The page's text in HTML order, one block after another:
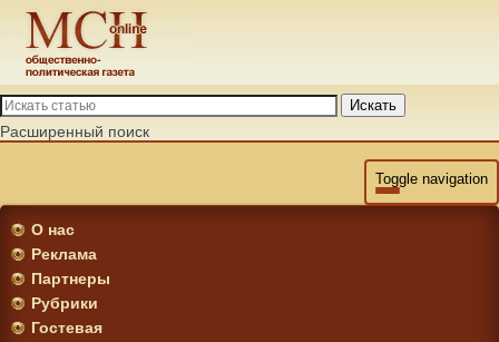
Искать
Расширенный поиск
Toggle navigation
О нас
Реклама
Партнеры
Рубрики
Гостевая